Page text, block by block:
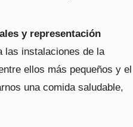
y representación
las instalaciones de la
ellos más pequeños y el
una comida saludable,